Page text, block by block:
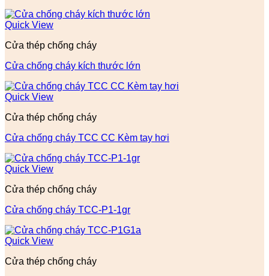
Quick View
Cửa thép chống cháy
Cửa chống cháy kích thước lớn
Quick View
Cửa thép chống cháy
Cửa chống cháy TCC CC Kèm tay hơi
Quick View
Cửa thép chống cháy
Cửa chống cháy TCC-P1-1gr
Quick View
Cửa thép chống cháy